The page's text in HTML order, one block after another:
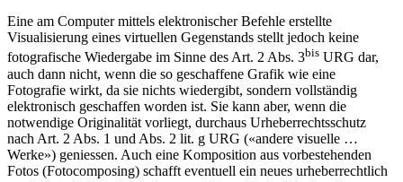
Eine am Computer mittels elektronischer Befehle erstellte
Visualisierung eines virtuellen Gegenstands stellt jedoch keine
fotografische Wiedergabe im Sinne des Art. 2 Abs. 3bis URG dar,
auch dann nicht, wenn die so geschaffene Grafik wie eine
Fotografie wirkt, da sie nichts wiedergibt, sondern vollständig
elektronisch geschaffen worden ist. Sie kann aber, wenn die
notwendige Originalität vorliegt, durchaus Urheberrechtsschutz
nach Art. 2 Abs. 1 und Abs. 2 lit. g URG («andere visuelle …
Werke») geniessen. Auch eine Komposition aus vorbestehenden
Fotos (Fotocomposing) schafft eventuell ein neues urheberrechtlich